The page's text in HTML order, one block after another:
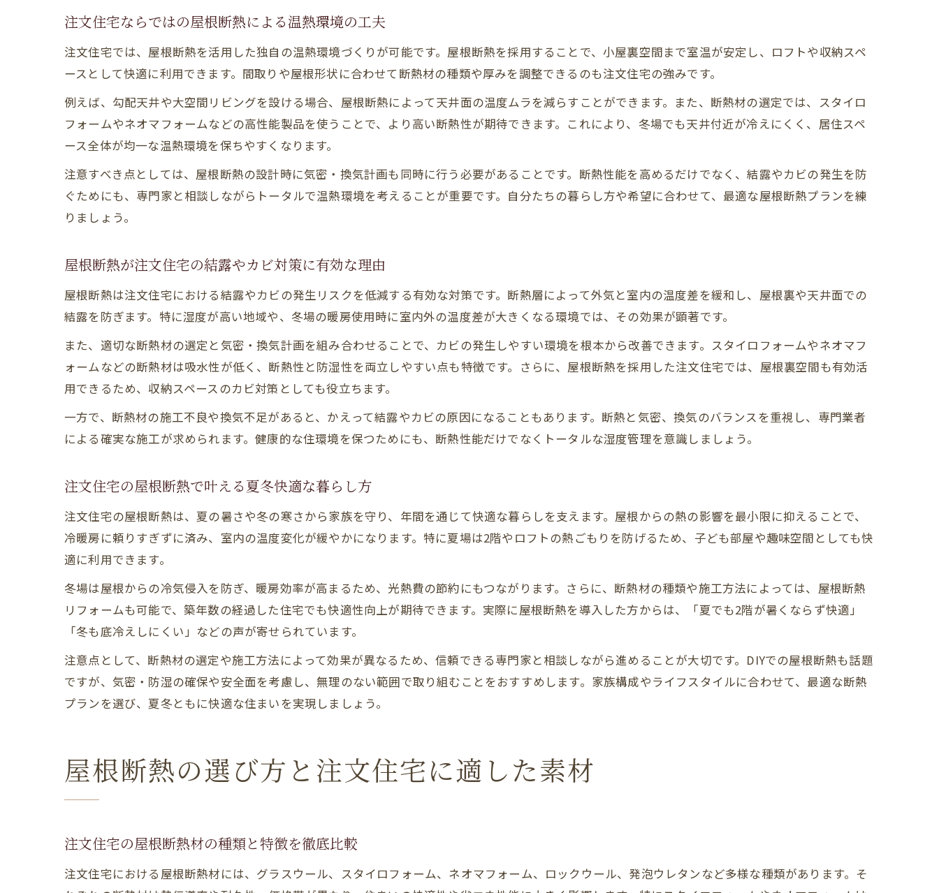
注文住宅の断熱方法を比較した実際の効果とは
注文住宅リフォームで活用できる屋根断熱材の種類
注文住宅の断熱性能を高めるリフォームのポイント
注文住宅ならではの屋根断熱による温熱環境の工夫
注文住宅では、屋根断熱を活用した独自の温熱環境づくりが可能です。屋根断熱を採用することで、小屋裏空間まで室温が安定し、ロフトや収納スペ
ースとして快適に利用できます。間取りや屋根形状に合わせて断熱材の種類や厚みを調整できるのも注文住宅の強みです。
例えば、勾配天井や大空間リビングを設ける場合、屋根断熱によって天井面の温度ムラを減らすことができます。また、断熱材の選定では、スタイロ
フォームやネオマフォームなどの高性能製品を使うことで、より高い断熱性が期待できます。これにより、冬場でも天井付近が冷えにくく、居住スペ
ース全体が均一な温熱環境を保ちやすくなります。
注意すべき点としては、屋根断熱の設計時に気密・換気計画も同時に行う必要があることです。断熱性能を高めるだけでなく、結露やカビの発生を防
ぐためにも、専門家と相談しながらトータルで温熱環境を考えることが重要です。自分たちの暮らし方や希望に合わせて、最適な屋根断熱プランを練
りましょう。
屋根断熱が注文住宅の結露やカビ対策に有効な理由
屋根断熱は注文住宅における結露やカビの発生リスクを低減する有効な対策です。断熱層によって外気と室内の温度差を緩和し、屋根裏や天井面での
結露を防ぎます。特に湿度が高い地域や、冬場の暖房使用時に室内外の温度差が大きくなる環境では、その効果が顕著です。
また、適切な断熱材の選定と気密・換気計画を組み合わせることで、カビの発生しやすい環境を根本から改善できます。スタイロフォームやネオマフ
ォームなどの断熱材は吸水性が低く、断熱性と防湿性を両立しやすい点も特徴です。さらに、屋根断熱を採用した注文住宅では、屋根裏空間も有効活
用できるため、収納スペースのカビ対策としても役立ちます。
一方で、断熱材の施工不良や換気不足があると、かえって結露やカビの原因になることもあります。断熱と気密、換気のバランスを重視し、専門業者
による確実な施工が求められます。健康的な住環境を保つためにも、断熱性能だけでなくトータルな湿度管理を意識しましょう。
注文住宅の屋根断熱で叶える夏冬快適な暮らし方
注文住宅の屋根断熱は、夏の暑さや冬の寒さから家族を守り、年間を通じて快適な暮らしを支えます。屋根からの熱の影響を最小限に抑えることで、
冷暖房に頼りすぎずに済み、室内の温度変化が緩やかになります。特に夏場は2階やロフトの熱ごもりを防げるため、子ども部屋や趣味空間としても快
適に利用できます。
冬場は屋根からの冷気侵入を防ぎ、暖房効率が高まるため、光熱費の節約にもつながります。さらに、断熱材の種類や施工方法によっては、屋根断熱
リフォームも可能で、築年数の経過した住宅でも快適性向上が期待できます。実際に屋根断熱を導入した方からは、「夏でも2階が暑くならず快適」
「冬も底冷えしにくい」などの声が寄せられています。
注意点として、断熱材の選定や施工方法によって効果が異なるため、信頼できる専門家と相談しながら進めることが大切です。DIYでの屋根断熱も話題
ですが、気密・防湿の確保や安全面を考慮し、無理のない範囲で取り組むことをおすすめします。家族構成やライフスタイルに合わせて、最適な断熱
プランを選び、夏冬ともに快適な住まいを実現しましょう。
屋根断熱の選び方と注文住宅に適した素材
注文住宅の屋根断熱材の種類と特徴を徹底比較
注文住宅における屋根断熱材には、グラスウール、スタイロフォーム、ネオマフォーム、ロックウール、発泡ウレタンなど多様な種類があります。そ